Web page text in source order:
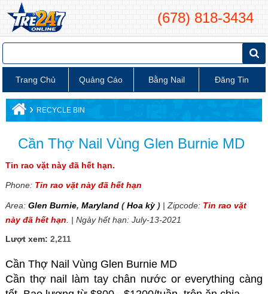
(678) 818-3434
Trang Chủ Quảng Cáo Bằng Nail Đăng Tin
› RECYCLE BIN
Cần Thợ Nail Vùng Glen Burnie MD
Tin rao vặt này đã hết hạn.
Phone: Tin rao vặt này đã hết hạn
Area: Glen Burnie, Maryland(Hoa kỳ)| Zipcode: Tin rao vặt
này đã hết hạn . | Ngày hết hạn: July-13-2021
Lượt xem: 2,211
Cần Thợ Nail Vùng Glen Burnie MD
Cần thợ nail làm tay chân nước or everything càng